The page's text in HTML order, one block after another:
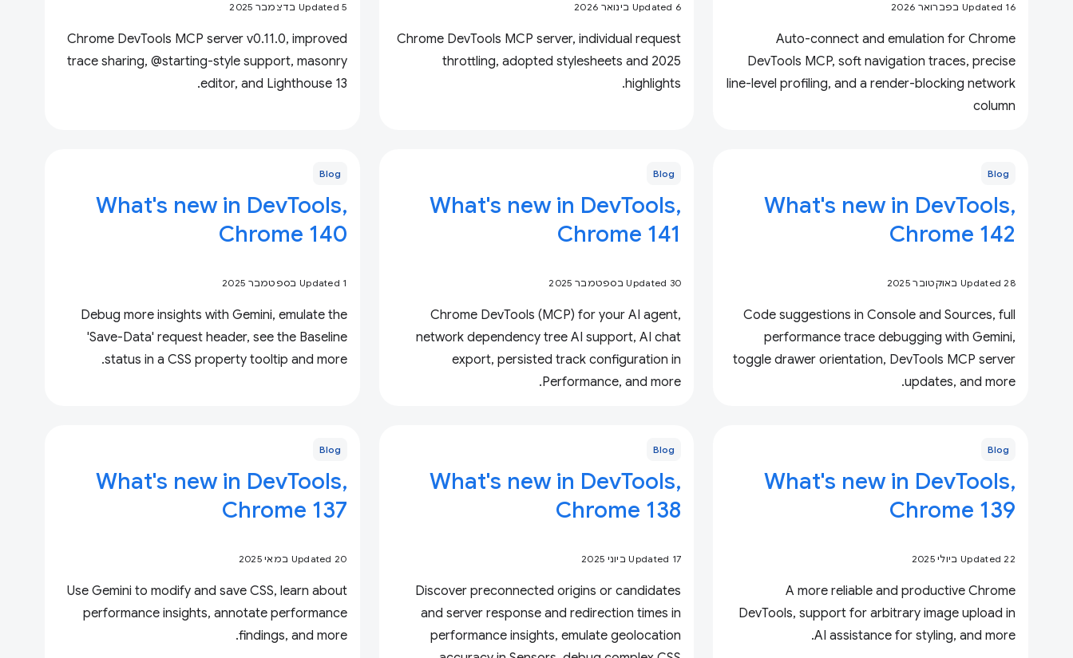
Updated 16 בפברואר 2026
Auto-connect and emulation for Chrome
DevTools MCP, soft navigation traces, precise
line-level profiling, and a render-blocking network
column
Updated 6 בינואר 2026
Chrome DevTools MCP server, individual request
throttling, adopted stylesheets and 2025
highlights.
Updated 5 בדצמבר 2025
Chrome DevTools MCP server v0.11.0, improved
trace sharing, @starting-style support, masonry
editor, and Lighthouse 13.
Blog
What's new in DevTools,
Chrome 142
Updated 28 באוקטובר 2025
Code suggestions in Console and Sources, full
performance trace debugging with Gemini,
toggle drawer orientation, DevTools MCP server
updates, and more.
Blog
What's new in DevTools,
Chrome 141
Updated 30 בספטמבר 2025
Chrome DevTools (MCP) for your AI agent,
network dependency tree AI support, AI chat
export, persisted track configuration in
Performance, and more.
Blog
What's new in DevTools,
Chrome 140
Updated 1 בספטמבר 2025
Debug more insights with Gemini, emulate the
'Save-Data' request header, see the Baseline
status in a CSS property tooltip and more.
Blog
What's new in DevTools,
Chrome 139
Updated 22 ביולי 2025
A more reliable and productive Chrome
DevTools, support for arbitrary image upload in
AI assistance for styling, and more.
Blog
What's new in DevTools,
Chrome 138
Updated 17 ביוני 2025
Discover preconnected origins or candidates
and server response and redirection times in
performance insights, emulate geolocation
Blog
What's new in DevTools,
Chrome 137
Updated 20 במאי 2025
Use Gemini to modify and save CSS, learn about
performance insights, annotate performance
findings, and more.